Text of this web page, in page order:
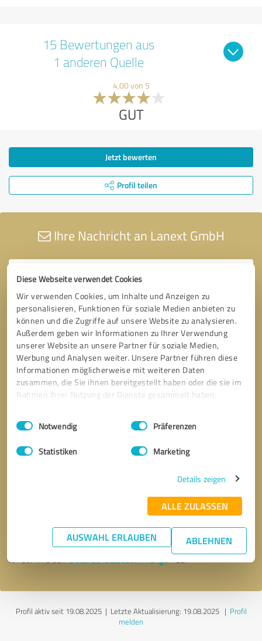
Diese Webseite verwendet Cookies
Wir verwenden Cookies, um Inhalte und Anzeigen zu
personalisieren, Funktionen für soziale Medien anbieten zu
können und die Zugriffe auf unsere Website zu analysieren.
Außerdem geben wir Informationen zu Ihrer Verwendung
unserer Website an unsere Partner für soziale Medien,
Werbung und Analysen weiter. Unsere Partner führen diese
Informationen möglicherweise mit weiteren Daten
zusammen, die Sie ihnen bereitgestellt haben oder die sie im
Rahmen Ihrer Nutzung der Dienste gesammelt haben.
Impressum Datenschutzbestimmungen
Einwilligungsauswahl
Notwendig Präferenzen
Statistiken Marketing
Details zeigen
ALLE ZULASSEN
AUSWAHL ERLAUBEN ABLEHNEN
15 Bewertungen aus
1 anderen Quelle
4,00 von 5
GUT
Jetzt bewerten
Profil teilen
Ihre Nachricht an Lanext GmbH
* Erforderliche Angaben
Nachricht senden
Ich stimme denDatenschutzbestimmungenzu.
Profil aktiv seit 19.08.2025 | Letzte Aktualisierung: 19.08.2025| Profil
melden